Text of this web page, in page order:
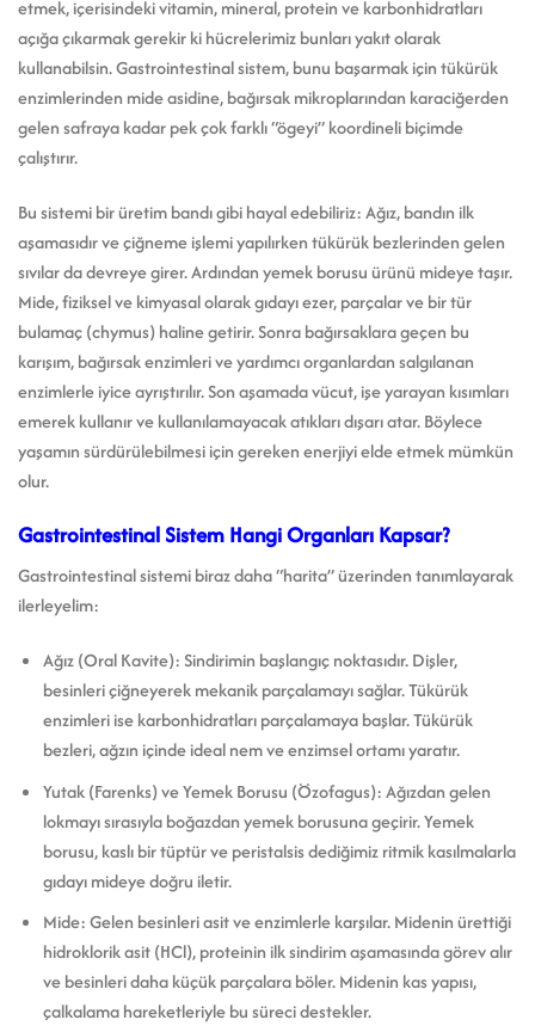
etmek, içerisindeki vitamin, mineral, protein ve karbonhidratları
açığa çıkarmak gerekir ki hücrelerimiz bunları yakıt olarak
kullanabilsin. Gastrointestinal sistem, bunu başarmak için tükürük
enzimlerinden mide asidine, bağırsak mikroplarından karaciğerden
gelen safraya kadar pek çok farklı “ögeyi” koordineli biçimde
çalıştırır.
Bu sistemi bir üretim bandı gibi hayal edebiliriz: Ağız, bandın ilk
aşamasıdır ve çiğneme işlemi yapılırken tükürük bezlerinden gelen
sıvılar da devreye girer. Ardından yemek borusu ürünü mideye taşır.
Mide, fiziksel ve kimyasal olarak gıdayı ezer, parçalar ve bir tür
bulamaç (chymus) haline getirir. Sonra bağırsaklara geçen bu
karışım, bağırsak enzimleri ve yardımcı organlardan salgılanan
enzimlerle iyice ayrıştırılır. Son aşamada vücut, işe yarayan kısımları
emerek kullanır ve kullanılamayacak atıkları dışarı atar. Böylece
yaşamın sürdürülebilmesi için gereken enerjiyi elde etmek mümkün
olur.
Gastrointestinal Sistem Hangi Organları Kapsar?
Gastrointestinal sistemi biraz daha “harita” üzerinden tanımlayarak
ilerleyelim:
Ağız (Oral Kavite): Sindirimin başlangıç noktasıdır. Dişler,
besinleri çiğneyerek mekanik parçalamayı sağlar. Tükürük
enzimleri ise karbonhidratları parçalamaya başlar. Tükürük
bezleri, ağzın içinde ideal nem ve enzimsel ortamı yaratır.
Yutak (Farenks) ve Yemek Borusu (Özofagus): Ağızdan gelen
lokmayı sırasıyla boğazdan yemek borusuna geçirir. Yemek
borusu, kaslı bir tüptür ve peristalsis dediğimiz ritmik kasılmalarla
gıdayı mideye doğru iletir.
Mide: Gelen besinleri asit ve enzimlerle karşılar. Midenin ürettiği
hidroklorik asit (HCl), proteinin ilk sindirim aşamasında görev alır
ve besinleri daha küçük parçalara böler. Midenin kas yapısı,
çalkalama hareketleriyle bu süreci destekler.